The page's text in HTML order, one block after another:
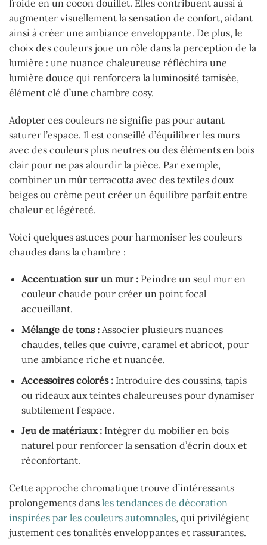
froide en un cocon douillet. Elles contribuent aussi à
augmenter visuellement la sensation de confort, aidant
ainsi à créer une ambiance enveloppante. De plus, le
choix des couleurs joue un rôle dans la perception de la
lumière : une nuance chaleureuse réfléchira une
lumière douce qui renforcera la luminosité tamisée,
élément clé d’une chambre cosy.
Adopter ces couleurs ne signifie pas pour autant
saturer l’espace. Il est conseillé d’équilibrer les murs
avec des couleurs plus neutres ou des éléments en bois
clair pour ne pas alourdir la pièce. Par exemple,
combiner un mûr terracotta avec des textiles doux
beiges ou crème peut créer un équilibre parfait entre
chaleur et légèreté.
Voici quelques astuces pour harmoniser les couleurs
chaudes dans la chambre :
Accentuation sur un mur :Peindre un seul mur en
couleur chaude pour créer un point focal
accueillant.
Mélange de tons :Associer plusieurs nuances
chaudes, telles que cuivre, caramel et abricot, pour
une ambiance riche et nuancée.
Accessoires colorés :Introduire des coussins, tapis
ou rideaux aux teintes chaleureuses pour dynamiser
subtilement l’espace.
Jeu de matériaux :Intégrer du mobilier en bois
naturel pour renforcer la sensation d’écrin doux et
réconfortant.
Cette approche chromatique trouve d’intéressants
prolongements dans les tendances de décoration
inspirées par les couleurs automnales, qui privilégient
justement ces tonalités enveloppantes et rassurantes.